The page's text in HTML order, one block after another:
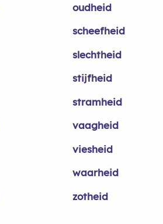
oudheid
scheefheid
slechtheid
stijfheid
stramheid
vaagheid
viesheid
waarheid
zotheid